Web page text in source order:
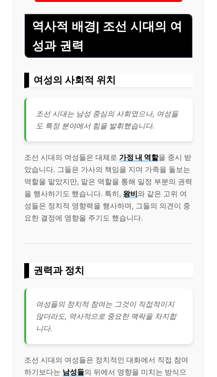
역사적 배경| 조선 시대의 여
성과 권력
여성의 사회적 위치
조선 시대는 남성 중심의 사회였으나, 여성들
도 특정 분야에서 힘을 발휘했습니다.
조선 시대의 여성들은 대체로 가정 내 역할을 중시 받
았습니다. 그들은 가사의 책임을 지며 가족을 돌보는
역할을 맡았지만, 맡은 역할을 통해 일정 부분의 권력
을 행사하기도 했습니다. 특히, 왕비와 같은 고위 여
성들은 정치적 영향력을 행사하며, 그들의 의견이 중
요한 결정에 영향을 주기도 했습니다.
권력과 정치
여성들의 정치적 참여는 그것이 직접적이지
않더라도, 역사적으로 중요한 맥락을 차지합
니다.
조선 시대의 여성들은 정치적인 대화에서 직접 참여
하기보다는 남성들의 뒤에서 영향을 미치는 방식으